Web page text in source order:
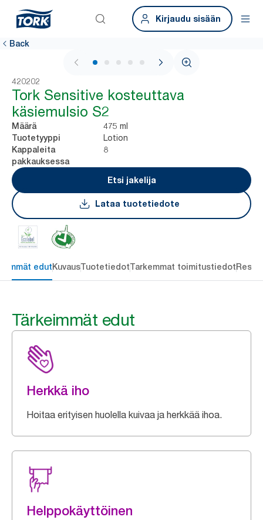
Kirjaudu sisään
Back
1 / 6
420202
Tork Sensitive kosteuttava
käsiemulsio S2
Määrä 475 ml
Tuotetyyppi Lotion
Kappaleita
pakkauksessa
8
Etsi jakelija
Lataa tuotetiedote
edutKuvausTuotetiedotTarkemmat toimitustiedot
Tärkeimmät edut
Herkkä iho
Hoitaa erityisen huolella kuivaa ja herkkää ihoa.
Helppokäyttöinen